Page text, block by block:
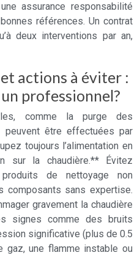
assurance responsabilité
références. Un contrat
deux interventions par an,
actions à éviter :
professionnel?
comme la purge des
peuvent être effectuées par
toujours l’alimentation en
sur la chaudière.** Évitez
de nettoyage non
composants sans expertise.
gravement la chaudière
signes comme des bruits
significative (plus de 0.5
gaz, une flamme instable ou